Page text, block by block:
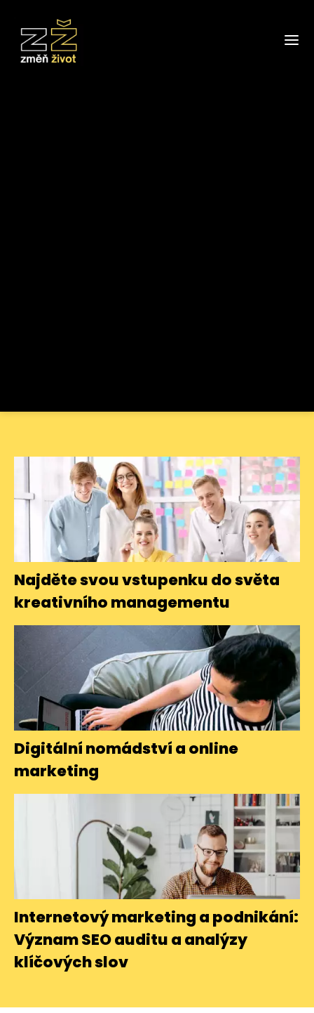
Najděte svou vstupenku do světa
kreativního managementu
Digitální nomádství a online
marketing
Internetový marketing a podnikání:
Význam SEO auditu a analýzy
klíčových slov